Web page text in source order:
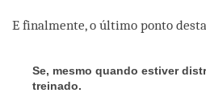
E finalmente, o último ponto desta
Se, mesmo quando estiver
treinado.